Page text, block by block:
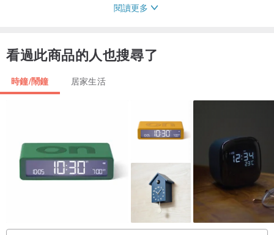
如有任何問題，請發送電子郵件給我們。
我們在全球包裝和運輸方面擁有豐富的經驗。
我們將確保物品得到安全包裝和裝箱。
我們使用可靠的郵政服務。
我們始終提供追蹤號碼，以便您能夠追蹤您的包裹。
如果商品與描述不符，我們提供退款保證。
閱讀更多
看過此商品的人也搜尋了
時鐘/鬧鐘 居家生活